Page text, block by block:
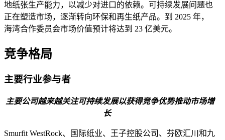
地纸张生产能力，以减少对进口的依赖。可持续发展问题也
正在塑造市场，逐渐转向环保和再生纸产品。到 2025 年，
海湾合作委员会市场价值预计将达到 23 亿美元。
竞争格局
主要行业参与者
主要公司越来越关注可持续发展以获得竞争优势推动市场增
长
Smurfit WestRock、国际纸业、王子控股公司、芬欧汇川和九